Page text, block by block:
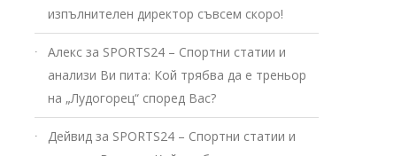
изпълнителен директор съвсем скоро!
Алекс за SPORTS24 – Спортни статии и
анализи Ви пита: Кой трябва да е треньор
на „Лудогорец“ според Вас?
Дейвид за SPORTS24 – Спортни статии и